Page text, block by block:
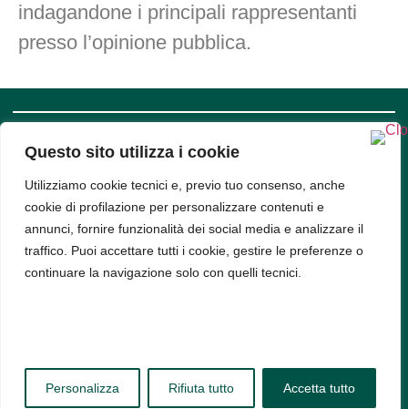
Questo sito utilizza i cookie
Utilizziamo cookie tecnici e, previo tuo consenso, anche
cookie di profilazione per personalizzare contenuti e
annunci, fornire funzionalità dei social media e analizzare il
traffico. Puoi accettare tutti i cookie, gestire le preferenze o
continuare la navigazione solo con quelli tecnici.
Personalizza Rifiuta tutto Accetta tutto
indagandone i principali rappresentanti
presso l’opinione pubblica.
SUPPORT
Privacy
Policy
Cookie
Policy
COMPANY
INFO
Bud srl, Via
Arena 9,
20123,